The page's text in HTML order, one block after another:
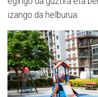
izango da helburua.